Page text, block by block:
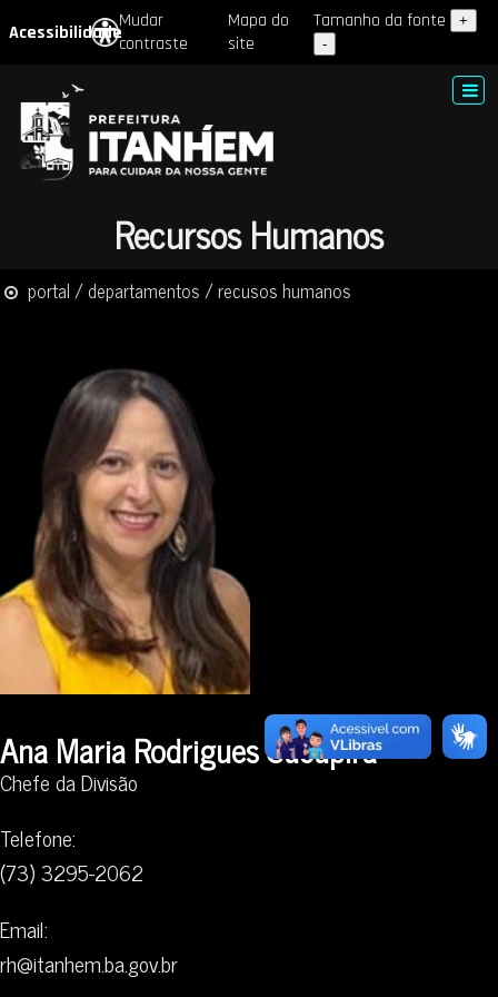
AcessibilidadeMudar
contraste
Mapa do
site
Tamanho da fonte
+
-
Recursos Humanos
portal / departamentos / recusos humanos
Ana Maria Rodrigues Sucupira
Chefe da Divisão
Telefone:
(73) 3295-2062
Email:
rh@itanhem.ba.gov.br